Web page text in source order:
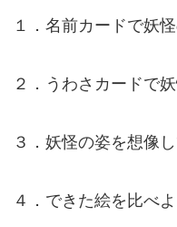
１．名前カードで妖
２．うわさカードで
３．妖怪の姿を想像
４．できた絵を比べ